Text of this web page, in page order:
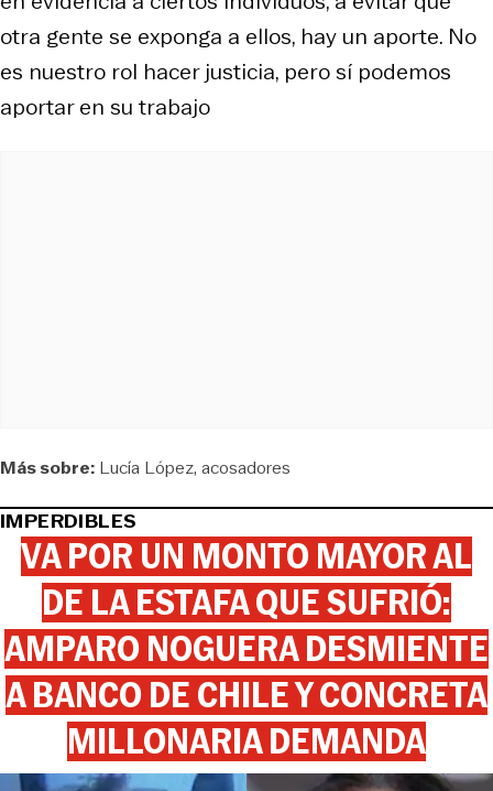
otra gente se exponga a ellos, hay un aporte. No
es nuestro rol hacer justicia, pero sí podemos
aportar en su trabajo
Más sobre: Lucía López acosadores
IMPERDIBLES
VA POR UN MONTO MAYOR AL
DE LA ESTAFA QUE SUFRIÓ:
AMPARO NOGUERA DESMIENTE
A BANCO DE CHILE Y CONCRETA
MILLONARIA DEMANDA